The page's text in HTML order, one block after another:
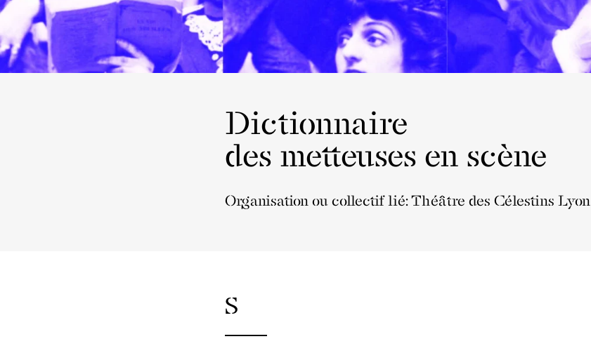
Dictionnaire
des metteuses en scène
Organisation ou collectif lié: Théâtre des Célestins Lyon
S